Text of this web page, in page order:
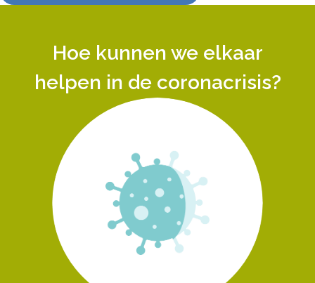
Hoe kunnen we elkaar
helpen in de coronacrisis?